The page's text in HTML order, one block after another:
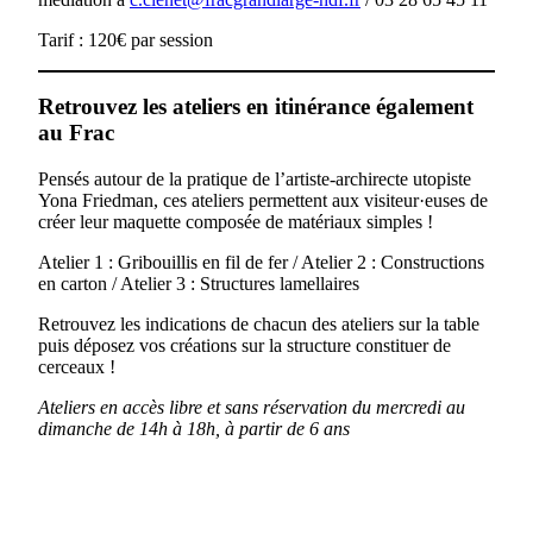
Tarif : 120€ par session
Retrouvez les ateliers en itinérance également
au Frac
Pensés autour de la pratique de l’artiste-archirecte utopiste
Yona Friedman, ces ateliers permettent aux visiteur·euses de
créer leur maquette composée de matériaux simples !
Atelier 1 : Gribouillis en fil de fer / Atelier 2 : Constructions
en carton / Atelier 3 : Structures lamellaires
Retrouvez les indications de chacun des ateliers sur la table
puis déposez vos créations sur la structure constituer de
cerceaux !
Ateliers en accès libre et sans réservation du mercredi au
dimanche de 14h à 18h, à partir de 6 ans